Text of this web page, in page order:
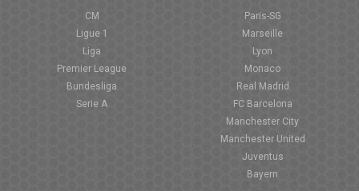
CM
Ligue 1
Liga
Premier League
Bundesliga
Serie A
Paris-SG
Marseille
Lyon
Monaco
Real Madrid
FC Barcelona
Manchester City
Manchester United
Juventus
Bayern